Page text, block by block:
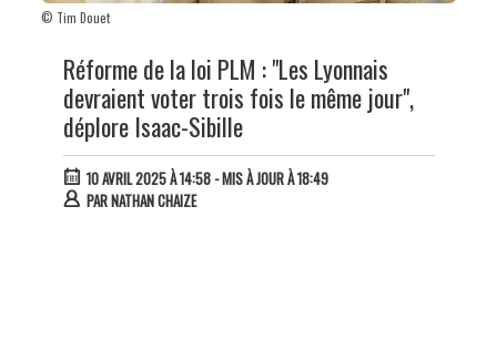
© Tim Douet
Réforme de la loi PLM : "Les Lyonnais
devraient voter trois fois le même jour",
déplore Isaac-Sibille
10 AVRIL 2025 À 14:58- MIS À JOUR À 18:49
PARNATHAN CHAIZE